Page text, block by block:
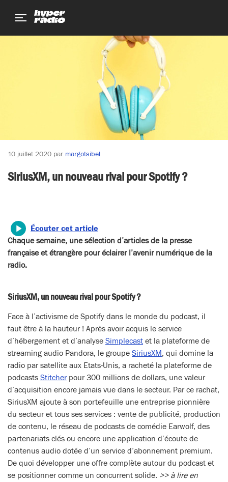
10 juillet 2020 par margotsibel
SiriusXM, un nouveau rival pour Spotify ?
Écouter cet article
Chaque semaine, une sélection d’articles de la presse
française et étrangère pour éclairer l’avenir numérique de la
radio.
SiriusXM, un nouveau rival pour Spotify ?
Face à l’activisme de Spotify dans le monde du podcast, il
faut être à la hauteur ! Après avoir acquis le service
d’hébergement et d’analyse Simplecast et la plateforme de
streaming audio Pandora, le groupe SiriusXM, qui domine la
radio par satellite aux Etats-Unis, a racheté la plateforme de
podcasts Stitcherpour 300 millions de dollars, une valeur
d’acquisition encore jamais vue dans le secteur. Par ce rachat,
SiriusXM ajoute à son portefeuille une entreprise pionnière
du secteur et tous ses services : vente de publicité, production
de contenu, le réseau de podcasts de comédie Earwolf, des
partenariats clés ou encore une application d’écoute de
contenus audio dotée d’un service d’abonnement premium.
De quoi développer une offre complète autour du podcast et
se positionner comme un concurrent solide. >> à lire en